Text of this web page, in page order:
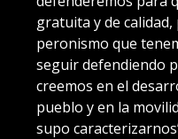
gratuita y de
peronismo que
seguir defendiendo
creemos en el
pueblo y en la
supo